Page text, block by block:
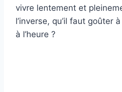
vivre lentement et
l’inverse, qu’il faut goûter
à l’heure ?